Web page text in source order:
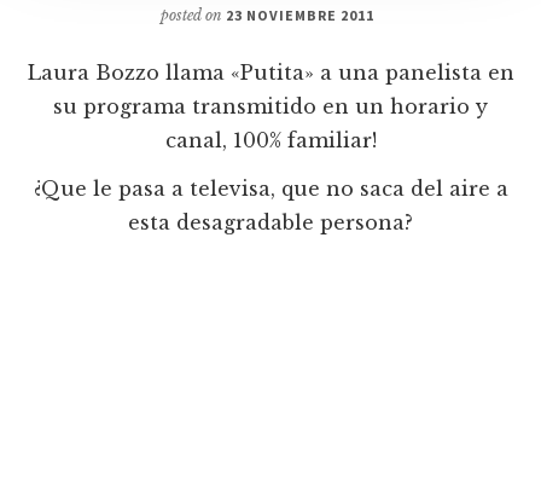
posted on 23 NOVIEMBRE 2011
Laura Bozzo llama «Putita» a una panelista en
su programa transmitido en un horario y
canal, 100% familiar!
¿Que le pasa a televisa, que no saca del aire a
esta desagradable persona?